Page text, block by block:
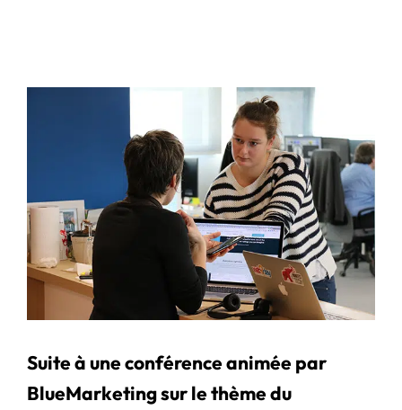
Suite à une conférence animée par
BlueMarketing sur le thème du